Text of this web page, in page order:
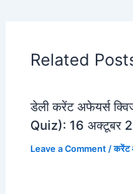
Related
डेली करेंट अफेयर्स
Quiz): 16 अक्टूबर
Leave a Comment /करेंट